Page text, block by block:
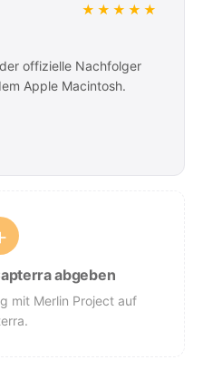
★★★★★
offizielle Nachfolger
Apple Macintosh.
abgeben
mit Merlin Project auf